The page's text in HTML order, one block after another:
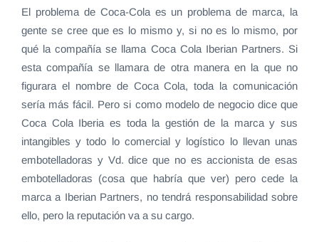
El problema de Coca-Cola es un problema de marca, la
gente se cree que es lo mismo y, si no es lo mismo, por
qué la compañía se llama Coca Cola Iberian Partners. Si
esta compañía se llamara de otra manera en la que no
figurara el nombre de Coca Cola, toda la comunicación
sería más fácil. Pero si como modelo de negocio dice que
Coca Cola Iberia es toda la gestión de la marca y sus
intangibles y todo lo comercial y logístico lo llevan unas
embotelladoras y Vd. dice que no es accionista de esas
embotelladoras (cosa que habría que ver) pero cede la
marca a Iberian Partners, no tendrá responsabilidad sobre
ello, pero la reputación va a su cargo.